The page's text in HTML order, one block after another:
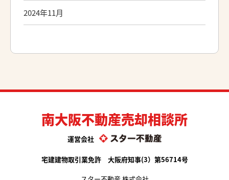
2024年11月
南大阪不動産売却相談所
運営会社
宅建建物取引業免許 大阪府知事(3）第56714号